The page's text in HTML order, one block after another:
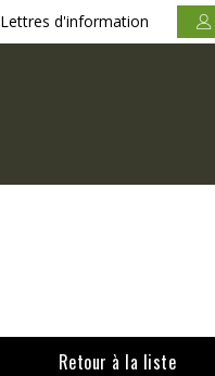
Lettres d'information
Retour à la liste